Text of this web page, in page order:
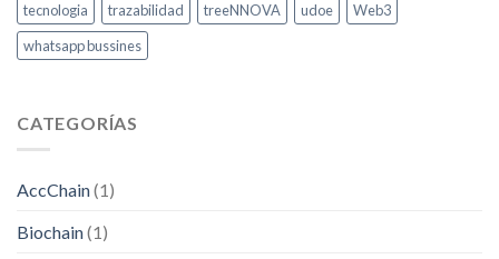
tecnologia
trazabilidad treeNNOVA udoe
Web3
whatsapp bussines
CATEGORÍAS
AccChain(1)
Biochain(1)